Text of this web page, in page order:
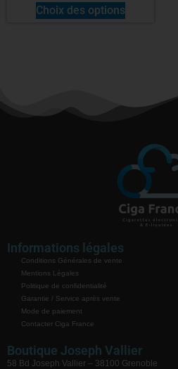
Choix des options
Informations légales
Conditions Générales de vente
Mentions Légales
Politique de confidentialité
Garantie / Service après vente
Mode de paiement
Contacter Ciga France
Boutique Joseph Vallier
58 Bd Joseph Vallier – 38100 Grenoble